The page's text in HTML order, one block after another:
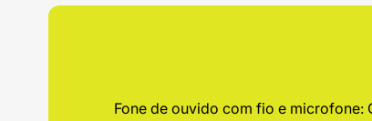
Fone de ouvido com fio e microfone: